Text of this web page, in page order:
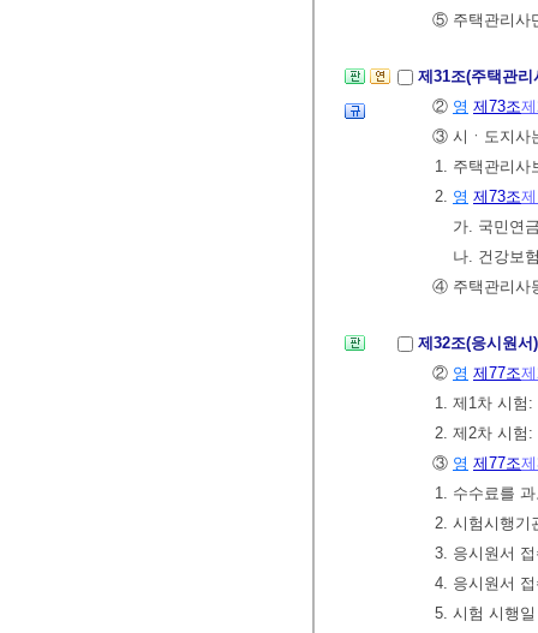
⑤ 주택관리사
제31조(주택관
② 영 제73조
③ 시ㆍ도지사
1. 주택관리사
2. 영 제73조
가. 국민연
나. 건강보
④ 주택관리사
제32조(응시원
② 영 제77조
1. 제1차 시험:
2. 제2차 시험:
③ 영 제77조
1. 수수료를
2. 시험시행기
3. 응시원서
4. 응시원서
5. 시험 시행